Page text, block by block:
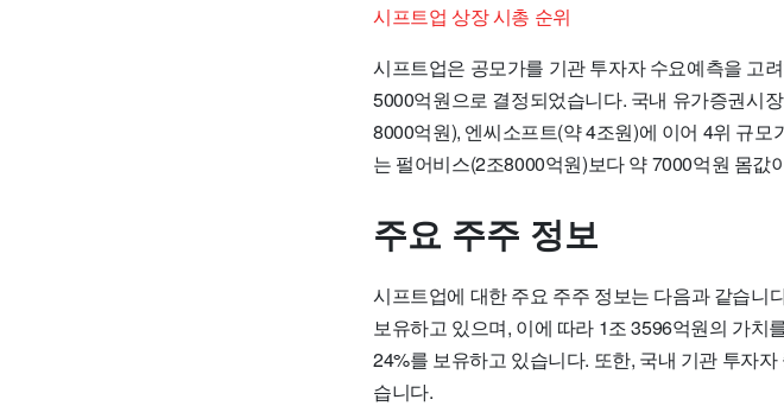
시프트업 상장 시총 순위
시프트업은 공모가를 기관 투자자 수요예측을 고
5000억원으로 결정되었습니다. 국내 유가증권시
8000억원), 엔씨소프트(약 4조원)에 이어 4위 규
는 펄어비스(2조8000억원)보다 약 7000억원 몸값
주요 주주 정보
시프트업에 대한 주요 주주 정보는 다음과 같습니
보유하고 있으며, 이에 따라 1조 3596억원의 가치
24%를 보유하고 있습니다. 또한, 국내 기관 투자
습니다.